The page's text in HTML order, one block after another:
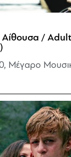
Αίθουσα /
Μέγαρο